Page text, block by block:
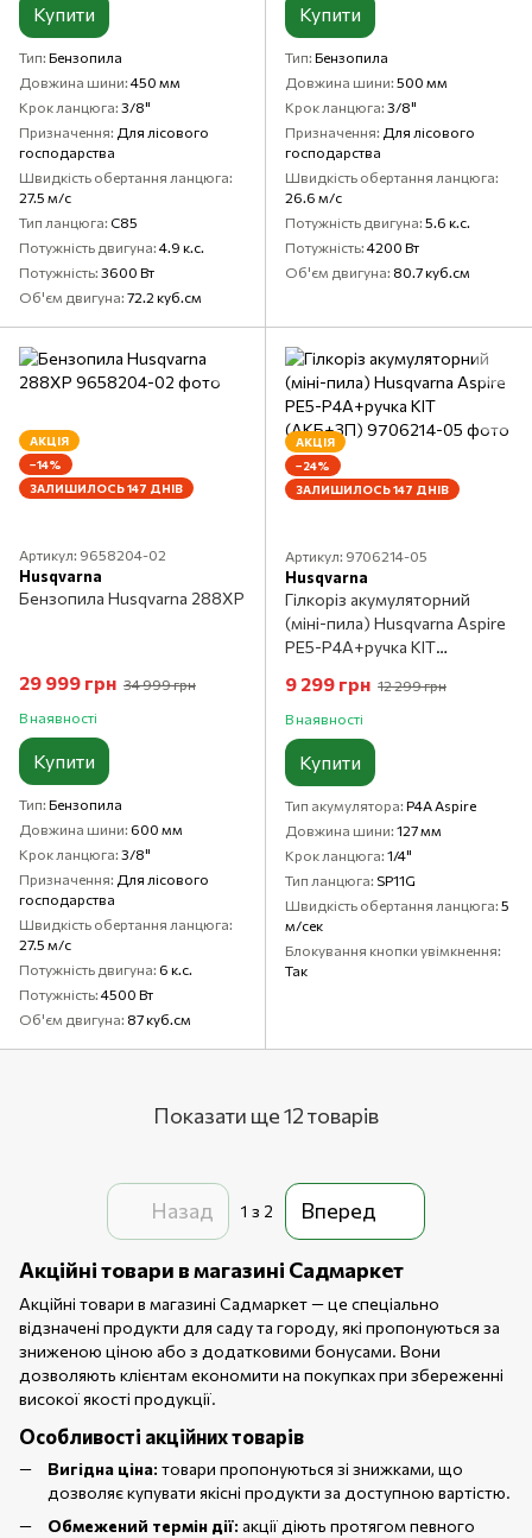
Купити
Тип Бензопила
Довжина шини 450 мм
Крок ланцюга 3/8"
Призначення Для лісового
господарства
Швидкість обертання ланцюга
27.5 м/c
Тип ланцюга С85
Потужність двигуна 4.9 к.с.
Потужність 3600 Вт
Об'єм двигуна 72.2 куб.см
Купити
Тип Бензопила
Довжина шини 500 мм
Крок ланцюга 3/8"
Призначення Для лісового
господарства
Швидкість обертання ланцюга
26.6 м/с
Потужність двигуна 5.6 к.с.
Потужність 4200 Вт
Об'єм двигуна 80.7 куб.см
АКЦІЯ
−14%
ЗАЛИШИЛОСЬ 147 ДНІВ
Артикул: 9658204-02
Husqvarna
Бензопила Husqvarna 288XP
29 999 грн 34 999 грн
В наявності
Купити
Тип Бензопила
Довжина шини 600 мм
Крок ланцюга 3/8"
Призначення Для лісового
господарства
Швидкість обертання ланцюга
27.5 м/c
Потужність двигуна 6 к.с.
Потужність 4500 Вт
Об'єм двигуна 87 куб.см
АКЦІЯ
−24%
ЗАЛИШИЛОСЬ 147 ДНІВ
Артикул: 9706214-05
Husqvarna
Гілкоріз акумуляторний
(міні-пила) Husqvarna Aspire
PE5-P4A+ручка KIT
9 299 грн 12 299 грн
В наявності
Купити
Тип акумулятора P4A Aspire
Довжина шини 127 мм
Крок ланцюга 1/4"
Тип ланцюга SP11G
Швидкість обертання ланцюга 5
м/сек
Блокування кнопки увімкнення
Так
Показати ще 12 товарів
Назад 1 з 2 Вперед
Акційні товари в магазині Садмаркет
Акційні товари в магазині Садмаркет — це спеціально
відзначені продукти для саду та городу, які пропонуються за
зниженою ціною або з додатковими бонусами. Вони
дозволяють клієнтам економити на покупках при збереженні
високої якості продукції.
Особливості акційних товарів
Вигідна ціна: товари пропонуються зі знижками, що
дозволяє купувати якісні продукти за доступною вартістю.
Обмежений термін дії: акції діють протягом певного